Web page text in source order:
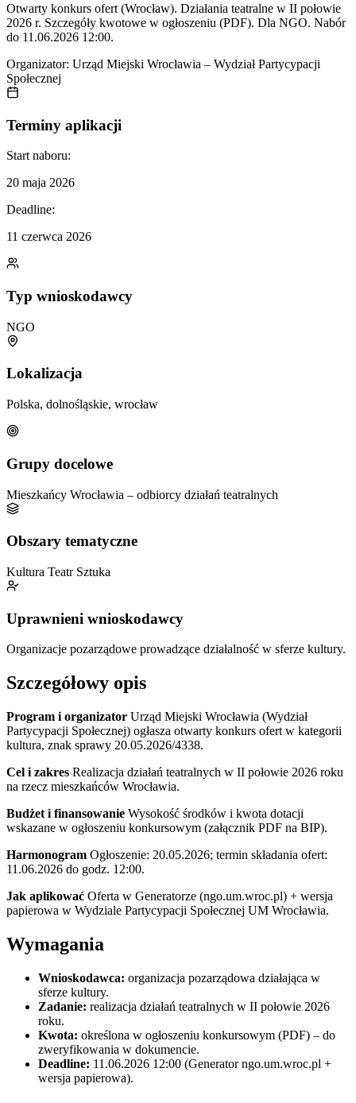
Otwarty konkurs ofert (Wrocław). Działania teatralne w II połowie
2026 r. Szczegóły kwotowe w ogłoszeniu (PDF). Dla NGO. Nabór
do 11.06.2026 12:00.
Organizator: Urząd Miejski Wrocławia – Wydział Partycypacji
Społecznej
Terminy aplikacji
Start naboru:
20 maja 2026
Deadline:
11 czerwca 2026
Typ wnioskodawcy
NGO
Lokalizacja
Polska, dolnośląskie, wrocław
Grupy docelowe
Mieszkańcy Wrocławia – odbiorcy działań teatralnych
Obszary tematyczne
Kultura Teatr Sztuka
Uprawnieni wnioskodawcy
Organizacje pozarządowe prowadzące działalność w sferze kultury.
Szczegółowy opis
Program i organizator Urząd Miejski Wrocławia (Wydział
Partycypacji Społecznej) ogłasza otwarty konkurs ofert w kategorii
kultura, znak sprawy 20.05.2026/4338.
Cel i zakres Realizacja działań teatralnych w II połowie 2026 roku
na rzecz mieszkańców Wrocławia.
Budżet i finansowanie Wysokość środków i kwota dotacji
wskazane w ogłoszeniu konkursowym (załącznik PDF na BIP).
Harmonogram Ogłoszenie: 20.05.2026; termin składania ofert:
11.06.2026 do godz. 12:00.
Jak aplikować Oferta w Generatorze (ngo.um.wroc.pl) + wersja
papierowa w Wydziale Partycypacji Społecznej UM Wrocławia.
Wymagania
Wnioskodawca: organizacja pozarządowa działająca w
sferze kultury.
Zadanie: realizacja działań teatralnych w II połowie 2026
roku.
Kwota: określona w ogłoszeniu konkursowym (PDF) – do
zweryfikowania w dokumencie.
Deadline: 11.06.2026 12:00 (Generator ngo.um.wroc.pl +
wersja papierowa).